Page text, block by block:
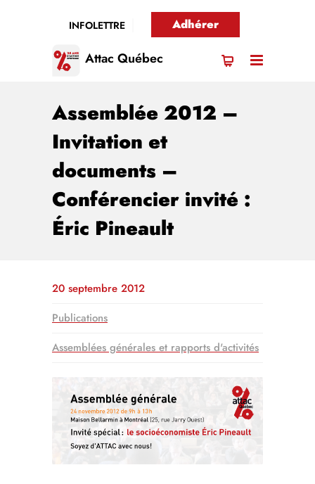
INFOLETTRE Adhérer
Attac Québec
Assemblée 2012 –
Invitation et
documents –
Conférencier invité :
Éric Pineault
20 septembre 2012
Publications
Assemblées générales et rapports d'activités